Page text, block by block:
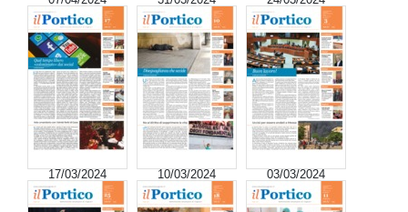
17/03/2024 10/03/2024 03/03/2024